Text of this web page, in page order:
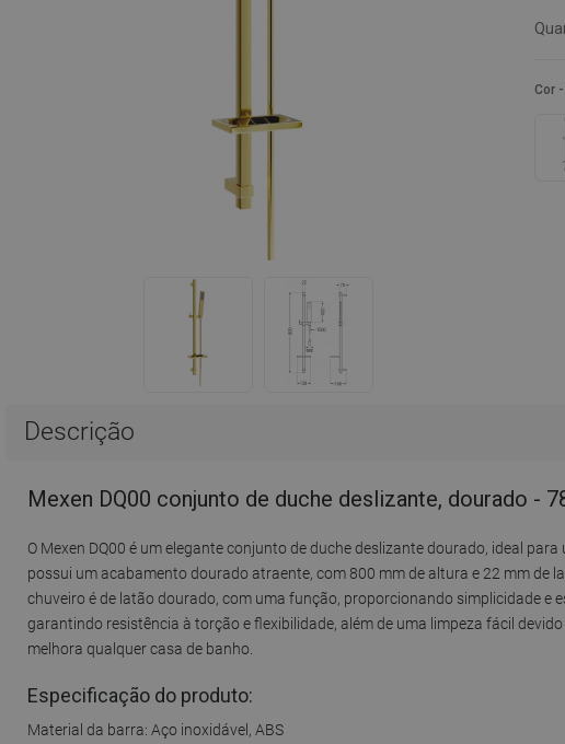
Cor
Descrição
Mexen DQ00 conjunto de duche deslizante, dourado -
O Mexen DQ00 é um elegante conjunto de duche deslizante dourado, ideal
possui um acabamento dourado atraente, com 800 mm de altura e 22 mm de
chuveiro é de latão dourado, com uma função, proporcionando simplicidade e
garantindo resistência à torção e flexibilidade, além de uma limpeza fácil
melhora qualquer casa de banho.
Especificação do produto:
Material da barra: Aço inoxidável, ABS